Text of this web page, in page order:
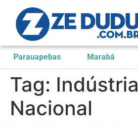
Parauapebas Marabá
Tag: Indústria
Nacional